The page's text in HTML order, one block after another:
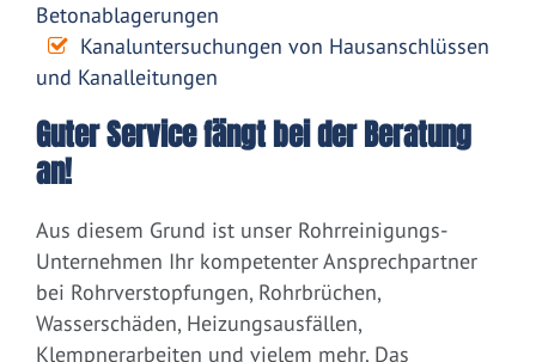
Betonablagerungen
Kanaluntersuchungen von Hausanschlüssen
und Kanalleitungen
Guter Service fängt bei der Beratung
an!
Aus diesem Grund ist unser Rohrreinigungs-
Unternehmen Ihr kompetenter Ansprechpartner
bei Rohrverstopfungen, Rohrbrüchen,
Wasserschäden, Heizungsausfällen,
Klempnerarbeiten und vielem mehr. Das